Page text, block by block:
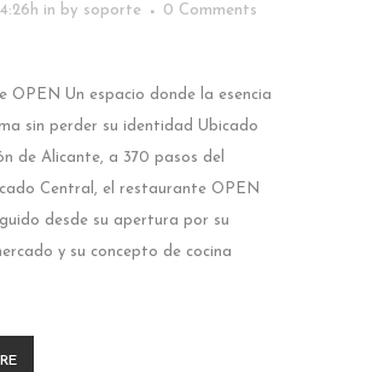
in by soporte
0 Comments
OPEN Un espacio donde la esencia
sin perder su identidad Ubicado
de Alicante, a 370 pasos del
Central, el restaurante OPEN
desde su apertura por su
y su concepto de cocina